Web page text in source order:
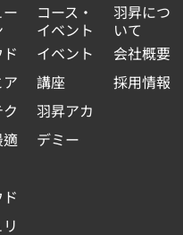
コース・
イベント
イベント
講座
羽昇アカ
デミー
羽昇につ
いて
会社概要
採用情報